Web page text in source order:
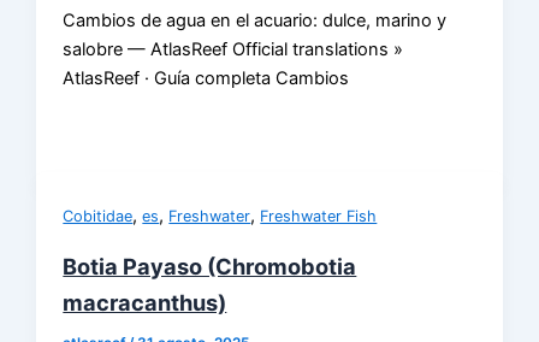
Cambios de agua en el acuario: dulce, marino y
salobre — AtlasReef Official translations »
AtlasReef · Guía completa Cambios
Cobitidae,es, Freshwater, Freshwater Fish
Botia Payaso (Chromobotia
macracanthus)